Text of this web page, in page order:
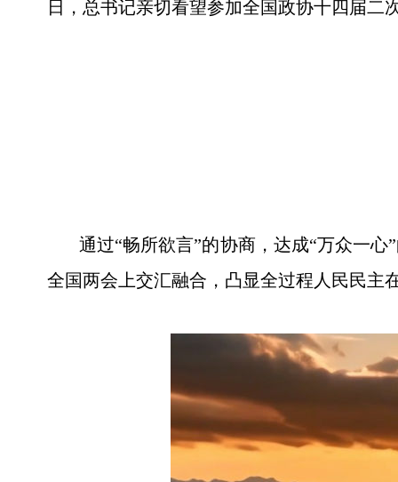
日，总书记亲切看望参加全国政协十四届
通过“畅所欲言”的协商，达成“万众一心”
全国两会上交汇融合，凸显全过程人民民主